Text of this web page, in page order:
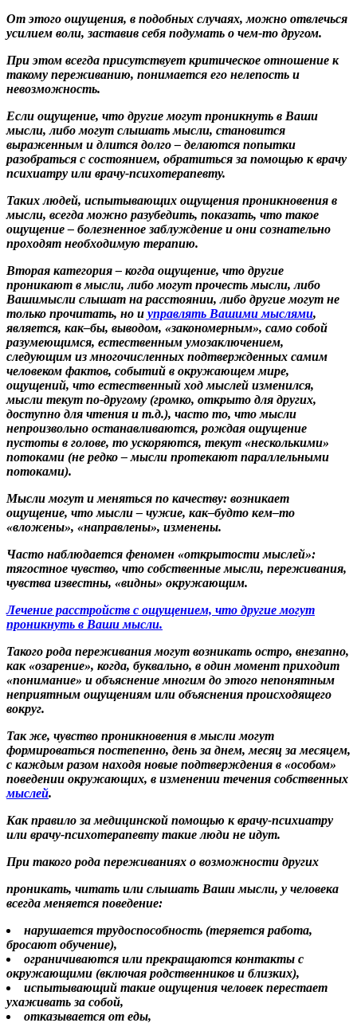
От этого ощущения, в подобных случаях, можно отвлечься
усилием воли, заставив себя подумать о чем-то другом.
При этом всегда присутствует критическое отношение к
такому переживанию, понимается его нелепость и
невозможность.
Если ощущение, что другие могут проникнуть в Ваши
мысли, либо могут слышать мысли, становится
выраженным и длится долго – делаются попытки
разобраться с состоянием, обратиться за помощью к врачу
психиатру или врачу-психотерапевту.
Таких людей, испытывающих ощущения проникновения в
мысли, всегда можно разубедить, показать, что такое
ощущение – болезненное заблуждение и они сознательно
проходят необходимую терапию.
Вторая категория – когда ощущение, что другие
проникают в мысли, либо могут прочесть мысли, либо
Вашимысли слышат на расстоянии, либо другие могут не
только прочитать, но и управлять Вашими мыслями,
является, как–бы, выводом, «закономерным», само собой
разумеющимся, естественным умозаключением,
следующим из многочисленных подтвержденных самим
человеком фактов, событий в окружающем мире,
ощущений, что естественный ход мыслей изменился,
мысли текут по-другому (громко, открыто для других,
доступно для чтения и т.д.), часто то, что мысли
непроизвольно останавливаются, рождая ощущение
пустоты в голове, то ускоряются, текут «несколькими»
потоками (не редко – мысли протекают параллельными
потоками).
Мысли могут и меняться по качеству: возникает
ощущение, что мысли – чужие, как–будто кем–то
«вложены», «направлены», изменены.
Часто наблюдается феномен «открытости мыслей»:
тягостное чувство, что собственные мысли, переживания,
чувства известны, «видны» окружающим.
Лечение расстройств с ощущением, что другие могут
проникнуть в Ваши мысли.
Такого рода переживания могут возникать остро, внезапно,
как «озарение», когда, буквально, в один момент приходит
«понимание» и объяснение многим до этого непонятным
неприятным ощущениям или объяснения происходящего
вокруг.
Так же, чувство проникновения в мысли могут
формироваться постепенно, день за днем, месяц за месяцем,
с каждым разом находя новые подтверждения в «особом»
поведении окружающих, в изменении течения собственных
мыслей.
Как правило за медицинской помощью к врачу-психиатру
или врачу-психотерапевту такие люди не идут.
При такого рода переживаниях о возможности других
проникать, читать или слышать Ваши мысли, у человека
всегда меняется поведение:
нарушается трудоспособность (теряется работа,
бросают обучение),
ограничиваются или прекращаются контакты с
окружающими (включая родственников и близких),
испытывающий такие ощущения человек перестает
ухаживать за собой,
отказывается от еды,